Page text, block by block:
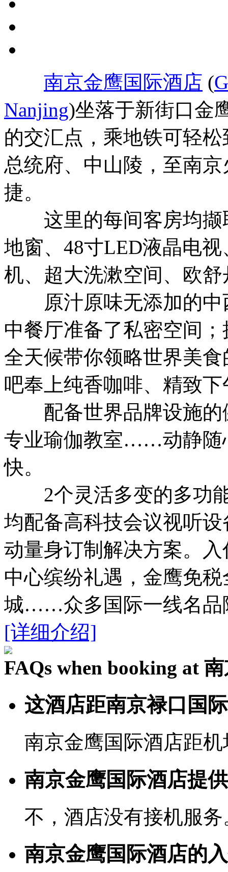
南京金鹰国际酒店 (
Nanjing)坐落于新街口金
的交汇点，乘地铁可轻
总统府、中山陵，至南
捷。
这里的每间客房均撷
地窗、48寸LED液晶电
机、超大洗漱空间、欧
原汁原味无添加的中
中餐厅准备了私密空间
全天候带你领略世界美
吧奉上纯香咖啡、精致下
配备世界品牌设施的
专业瑜伽教室……动静随
快。
2个灵活多变的多功能
均配备高科技会议视听
动量身订制解决方案。
中心缤纷礼遇，金鹰免
城……众多国际一线名品
[详细介绍]
FAQs when booking at
这酒店距南京禄口国
南京金鹰国际酒店距机
南京金鹰国际酒店提
不，酒店没有接机服务
南京金鹰国际酒店的